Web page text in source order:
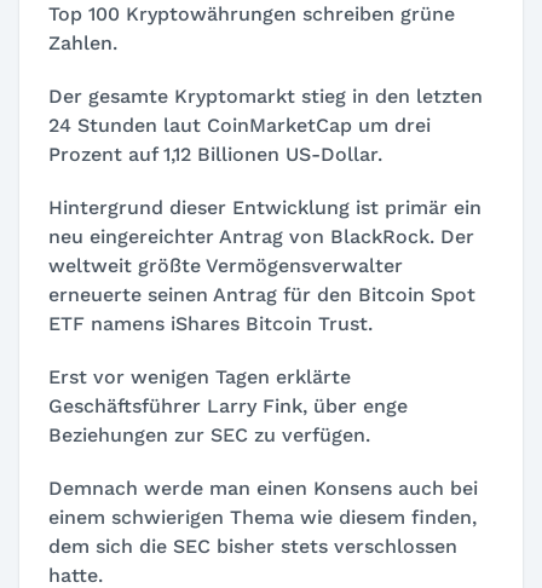
Top 100 Kryptowährungen schreiben grüne
Zahlen.
Der gesamte Kryptomarkt stieg in den letzten
24 Stunden laut CoinMarketCap um drei
Prozent auf 1,12 Billionen US-Dollar.
Hintergrund dieser Entwicklung ist primär ein
neu eingereichter Antrag von BlackRock. Der
weltweit größte Vermögensverwalter
erneuerte seinen Antrag für den Bitcoin Spot
ETF namens iShares Bitcoin Trust.
Erst vor wenigen Tagen erklärte
Geschäftsführer Larry Fink, über enge
Beziehungen zur SEC zu verfügen.
Demnach werde man einen Konsens auch bei
einem schwierigen Thema wie diesem finden,
dem sich die SEC bisher stets verschlossen
hatte.